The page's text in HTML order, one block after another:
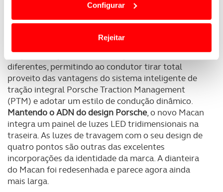
termos e a todo o tempo as suas preferências e limitando
o acesso a informações durante a navegação no
personalizar conteúdos e anúncios, para lhe proporcionar
funcionalidades de redes sociais, bem como para
analisar dados de navegação no nosso website.
Adicionalmente partilhamos informação, relativa à sua
utilização do nosso site de publicidade e de análise, com
parceiros e organizações na UE e em países terceiros.
O ACP garantirá que as transferências internacionais de
dados pessoais serão realizadas apenas com o seu
consentimento e quando tal se afigure estritamente
Configurar
Rejeitar
O comportamento dinâmico mantém-se como a
principal caraterística do Macan. O renovado chassis
aumenta o conforto e torna o Macan ainda mais
divertido de conduzir. Como é típico num automóvel
desportivo, apresenta-se com pneus de medidas
diferentes, permitindo ao condutor tirar total
proveito das vantagens do sistema inteligente de
tração integral Porsche Traction Management
(PTM) e adotar um estilo de condução dinâmico.
Mantendo o ADN do design Porsche, o novo Macan
integra um painel de luzes LED tridimensionais na
traseira. As luzes de travagem com o seu design de
quatro pontos são outras das excelentes
incorporações da identidade da marca. A dianteira
do Macan foi redesenhada e parece agora ainda
mais larga.